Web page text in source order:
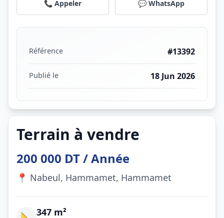
Terrain à vendre
200 000 DT / Année
📍 Nabeul, Hammamet, Hammamet
347 m²
📞 Appeler 💬 WhatsApp
Référence #13392
Publié le 18 Jun 2026